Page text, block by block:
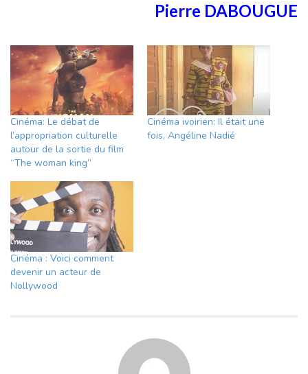
Pierre DABOUGUE
Cinéma: Le débat de
l’appropriation culturelle
autour de la sortie du film
“The woman king”
Cinéma ivoirien: Il était une
fois, Angéline Nadié
Cinéma : Voici comment
devenir un acteur de
Nollywood